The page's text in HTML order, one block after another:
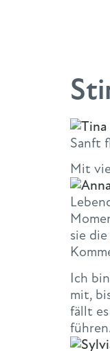
Sanft
Mit
sie
Ich
mit,
fällt